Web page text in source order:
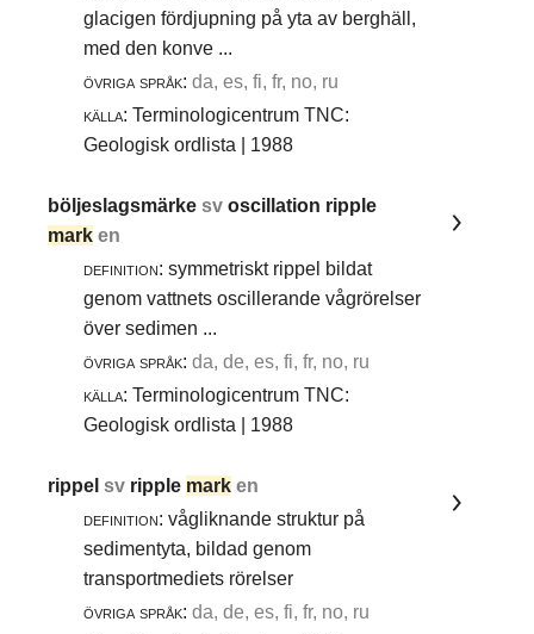
glacigen fördjupning på yta av berghäll,
med den konve ...
övriga språk: da, es, fi, fr, no, ru
källa: Terminologicentrum TNC:
Geologisk ordlista | 1988
böljeslagsmärkesvoscillation ripple
mark en
definition: symmetriskt rippel bildat
genom vattnets oscillerande vågrörelser
över sedimen ...
övriga språk: da, de, es, fi, fr, no, ru
källa: Terminologicentrum TNC:
Geologisk ordlista | 1988
rippelsv ripple mark en
definition: vågliknande struktur på
sedimentyta, bildad genom
transportmediets rörelser
övriga språk: da, de, es, fi, fr, no, ru